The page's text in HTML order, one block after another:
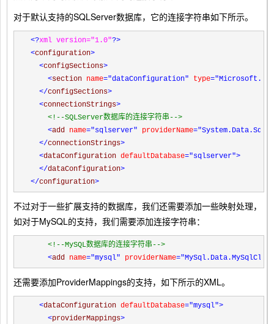
对于默认支持的SQLServer数据库，它的连接字符串如下所示。
<?xml version="1.0"?>
<configuration>
<configSections>
<section name="dataConfiguration" type
</configSections>
<connectionStrings>
<!--SQLServer数据库的连接字符串 -->
<add name="sqlserver" providerName
</connectionStrings>
<dataConfiguration defaultDatabase="sqlserver">
</dataConfiguration>
</configuration>
不过对于一些扩展支持的数据库，我们还需要添加一些映射处理，
如对于MySQL的支持，我们需要添加连接字符串：
<!--MySQL数据库的连接字符串 -->
<add name="mysql" providerName
还需要添加ProviderMappings的支持，如下所示的XML。
<dataConfiguration defaultDatabase="mysql">
<providerMappings>